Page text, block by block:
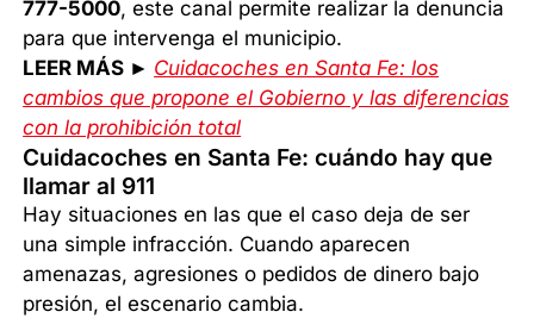
777-5000, este canal permite realizar la denuncia
para que intervenga el municipio.
LEER MÁS ► Cuidacoches en Santa Fe: los
cambios que propone el Gobierno y las diferencias
con la prohibición total
Cuidacoches en Santa Fe: cuándo hay que
llamar al 911
Hay situaciones en las que el caso deja de ser
una simple infracción. Cuando aparecen
amenazas, agresiones o pedidos de dinero bajo
presión, el escenario cambia.